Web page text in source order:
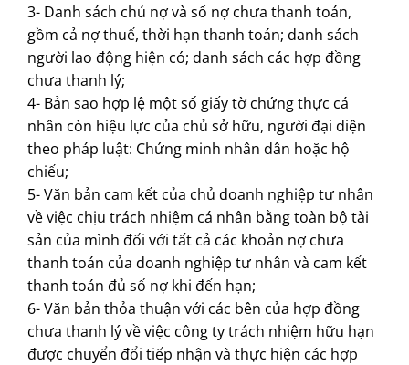
3- Danh sách chủ nợ và số nợ chưa thanh toán,
gồm cả nợ thuế, thời hạn thanh toán; danh sách
người lao động hiện có; danh sách các hợp đồng
chưa thanh lý;
4- Bản sao hợp lệ một số giấy tờ chứng thực cá
nhân còn hiệu lực của chủ sở hữu, người đại diện
theo pháp luật: Chứng minh nhân dân hoặc hộ
chiếu;
5- Văn bản cam kết của chủ doanh nghiệp tư nhân
về việc chịu trách nhiệm cá nhân bằng toàn bộ tài
sản của mình đối với tất cả các khoản nợ chưa
thanh toán của doanh nghiệp tư nhân và cam kết
thanh toán đủ số nợ khi đến hạn;
6- Văn bản thỏa thuận với các bên của hợp đồng
chưa thanh lý về việc công ty trách nhiệm hữu hạn
được chuyển đổi tiếp nhận và thực hiện các hợp